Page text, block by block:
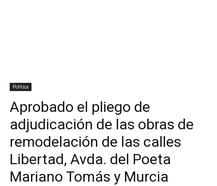
Política
Aprobado el pliego de
adjudicación de las obras de
remodelación de las calles
Libertad, Avda. del Poeta
Mariano Tomás y Murcia